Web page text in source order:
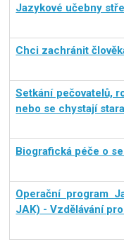
Jazykové učebny
Chci zachránit
Setkání pečovatelů,
nebo se chystají
Biografická péče o
Operační program
JAK) - Vzdělávání